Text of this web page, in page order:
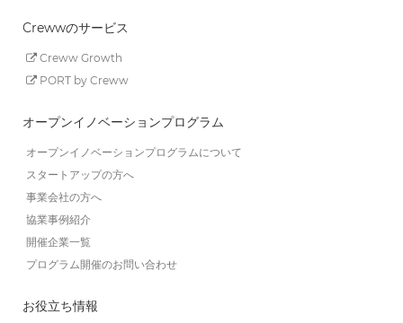
Crewwのサービス
Creww Growth
PORT by Creww
オープンイノベーションプログラム
オープンイノベーションプログラムについて
スタートアップの方へ
事業会社の方へ
協業事例紹介
開催企業一覧
プログラム開催のお問い合わせ
お役立ち情報